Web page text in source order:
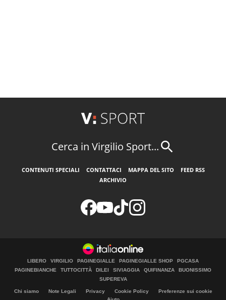
Cerca in Virgilio Sport...
CONTENUTI SPECIALI CONTATTACI MAPPA DEL SITO
FEED RSS
ARCHIVIO
LIBERO VIRGILIO PAGINEGIALLE PAGINEGIALLE SHOP
PGCASA
PAGINEBIANCHE
TUTTOCITTÀ DILEI SIVIAGGIA QUIFINANZA
BUONISSIMO
SUPEREVA
Chi siamo Note Legali Privacy Cookie Policy
Preferenze sui cookie